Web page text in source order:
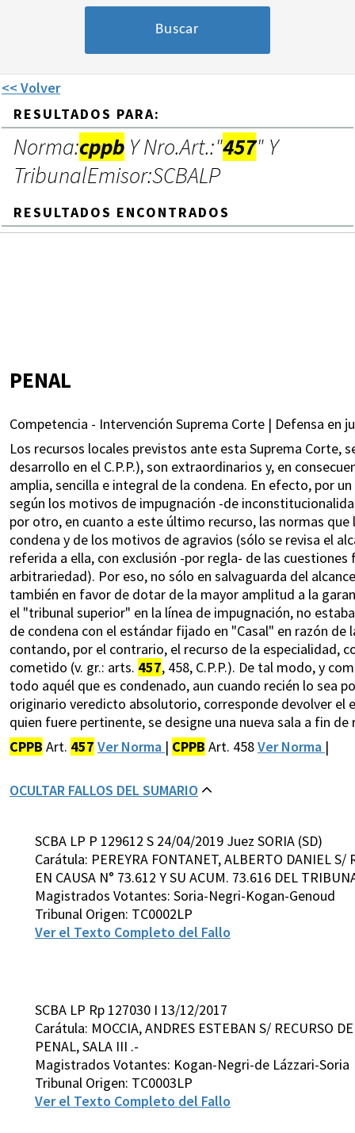
<< Volver
RESULTADOS PARA:
Norma:cppb Y Nro.Art.:"457" Y
TribunalEmisor:SCBALP
RESULTADOS ENCONTRADOS
PENAL
Competencia - Intervención Suprema Corte | Defensa en
Los recursos locales previstos ante esta Suprema Corte,
desarrollo en el C.P.P.), son extraordinarios y, en
amplia, sencilla e integral de la condena. En efecto, por
según los motivos de impugnación -de
por otro, en cuanto a este último recurso, las normas
condena y de los motivos de agravios (sólo se revisa el
referida a ella, con exclusión -por regla- de las
arbitrariedad). Por eso, no sólo en salvaguarda del
también en favor de dotar de la mayor amplitud a la
el "tribunal superior" en la línea de impugnación, no
de condena con el estándar fijado en "Casal" en razón
contando, por el contrario, el recurso de la especialidad,
cometido (v. gr.: arts. 457, 458, C.P.P.). De tal modo, y
todo aquél que es condenado, aun cuando recién lo sea
originario veredicto absolutorio, corresponde devolver el
quien fuere pertinente, se designe una nueva sala a fin
CPPB Art. 457 Ver Norma | CPPB Art. 458Ver Norma |
OCULTAR FALLOS DEL SUMARIO
SCBA LP P 129612 S 24/04/2019 Juez SORIA (SD)
Carátula: PEREYRA FONTANET, ALBERTO DANIEL S/
EN CAUSA N° 73.612 Y SU ACUM. 73.616 DEL
Magistrados Votantes: Soria-Negri-Kogan-Genoud
Tribunal Origen: TC0002LP
Ver el Texto Completo del Fallo
SCBA LP Rp 127030 I 13/12/2017
Carátula: MOCCIA, ANDRES ESTEBAN S/ RECURSO
PENAL, SALA III .-
Magistrados Votantes: Kogan-Negri-de Lázzari-Soria
Tribunal Origen: TC0003LP
Ver el Texto Completo del Fallo